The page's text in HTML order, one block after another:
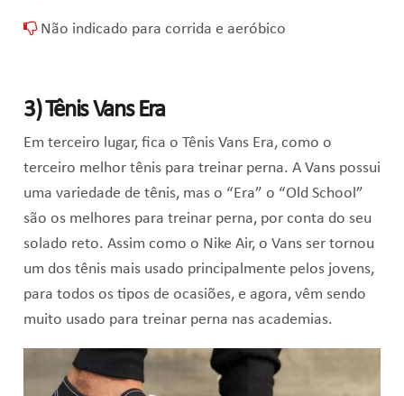
Não indicado para corrida e aeróbico
3) Tênis Vans Era
Em terceiro lugar, fica o Tênis Vans Era, como o
terceiro melhor tênis para treinar perna. A Vans possui
uma variedade de tênis, mas o “Era” o “Old School”
são os melhores para treinar perna, por conta do seu
solado reto. Assim como o Nike Air, o Vans ser tornou
um dos tênis mais usado principalmente pelos jovens,
para todos os tipos de ocasiões, e agora, vêm sendo
muito usado para treinar perna nas academias.